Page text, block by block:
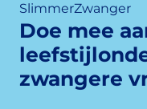
SlimmerZwanger
Doe mee
zwangere